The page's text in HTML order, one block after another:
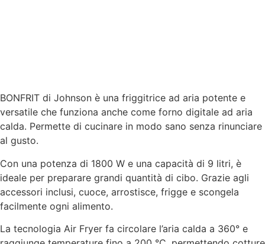
BONFRIT di Johnson è una friggitrice ad aria potente e
versatile che funziona anche come forno digitale ad aria
calda. Permette di cucinare in modo sano senza rinunciare
al gusto.
Con una potenza di 1800 W e una capacità di 9 litri, è
ideale per preparare grandi quantità di cibo. Grazie agli
accessori inclusi, cuoce, arrostisce, frigge e scongela
facilmente ogni alimento.
La tecnologia Air Fryer fa circolare l’aria calda a 360° e